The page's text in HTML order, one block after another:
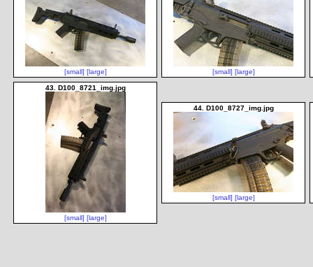
[small] [large] [small] [large]
43. D100_8721_img.jpg
[small] [large]
44. D100_8727_img.jpg
[small] [large]